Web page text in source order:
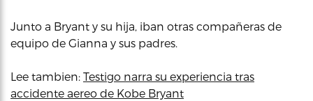
Junto a Bryant y su hija, iban otras compañeras de
equipo de Gianna y sus padres.
Lee tambien: Testigo narra su experiencia tras
accidente aereo de Kobe Bryant